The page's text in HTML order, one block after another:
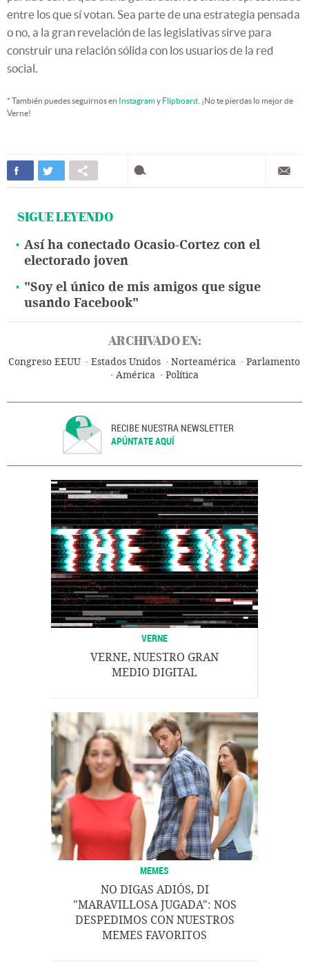
entre los que sí votan. Sea parte de una estrategia pensada
o no, a la gran revelación de las legislativas sirve para
construir una relación sólida con los usuarios de la red
social.
* También puedes seguirnos en Instagramy Flipboard . ¡No te pierdas lo mejor de
Verne!
SIGUE LEYENDO
Así ha conectado Ocasio-Cortez con el
electorado joven
"Soy el único de mis amigos que sigue
usando Facebook"
ARCHIVADO EN:
Congreso EEUU Estados Unidos Norteamérica
Parlamento
América
Política
RECIBE NUESTRA NEWSLETTER
APÚNTATE AQUÍ
VERNE
VERNE, NUESTRO GRAN
MEDIO DIGITAL
MEMES
NO DIGAS ADIÓS, DI
"MARAVILLOSA JUGADA": NOS
DESPEDIMOS CON NUESTROS
MEMES FAVORITOS